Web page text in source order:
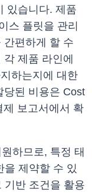
있습니다. 제품
스 플릿을 관리
간편하게 할 수
제품 라인에
하는지에 대한
당된 비용은 Cost
제 보고서에서 확
하므로, 특정 태
을 제약할 수 있
기반 조건을 활용